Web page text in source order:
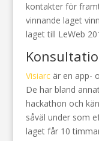
kontakter för
vinnande laget
laget till LeWeb
Visiarcär en app-
De har bland
hackathon och
såväl under som
laget får 10